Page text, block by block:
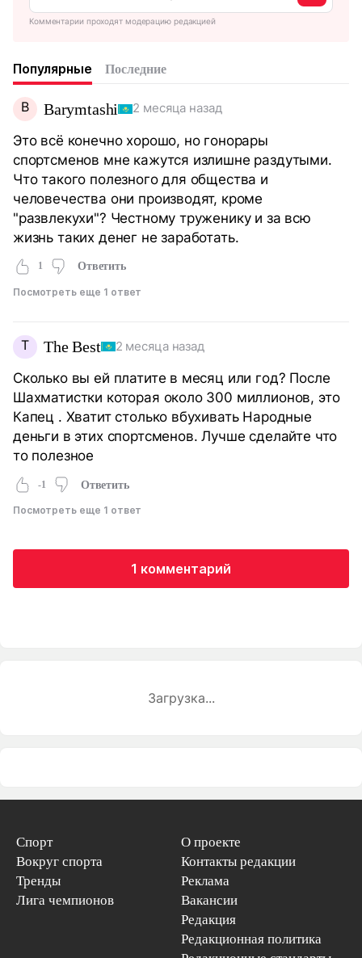
Комментарии проходят модерацию редакцией
Популярные Последние
B Barymtashi 2 месяца назад
Это всё конечно хорошо, но гонорары
спортсменов мне кажутся излишне раздутыми.
Что такого полезного для общества и
человечества они производят, кроме
"развлекухи"? Честному труженику и за всю
жизнь таких денег не заработать.
1 Ответить
Посмотреть еще 1 ответ
T The Best 2 месяца назад
Сколько вы ей платите в месяц или год? После
Шахматистки которая около 300 миллионов, это
Капец . Хватит столько вбухивать Народные
деньги в этих спортсменов. Лучше сделайте что
то полезное
-1 Ответить
Посмотреть еще 1 ответ
1 комментарий
Загрузка...
Спорт
Вокруг спорта
Тренды
Лига чемпионов
О проекте
Контакты редакции
Реклама
Вакансии
Редакция
Редакционная политика